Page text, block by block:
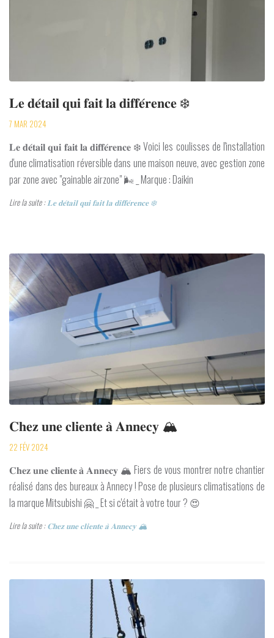
𝐋𝐞 𝐝𝐞́𝐭𝐚𝐢𝐥 𝐪𝐮𝐢 𝐟𝐚𝐢𝐭 𝐥𝐚 𝐝𝐢𝐟𝐟𝐞́𝐫𝐞𝐧𝐜𝐞 ❄️
7 MAR 2024
𝐋𝐞 𝐝𝐞́𝐭𝐚𝐢𝐥 𝐪𝐮𝐢 𝐟𝐚𝐢𝐭 𝐥𝐚 𝐝𝐢𝐟𝐟𝐞́𝐫𝐞𝐧𝐜𝐞 ❄️ Voici les coulisses de l'installation
d'une climatisation réversible dans une maison neuve, avec gestion zone
par zone avec "gainable airzone" 🌬️ _ Marque : Daikin
Lire la suite :𝐋𝐞 𝐝𝐞́𝐭𝐚𝐢𝐥 𝐪𝐮𝐢 𝐟𝐚𝐢𝐭 𝐥𝐚 𝐝𝐢𝐟𝐟𝐞́𝐫𝐞𝐧𝐜𝐞 ❄️
𝐂𝐡𝐞𝐳 𝐮𝐧𝐞 𝐜𝐥𝐢𝐞𝐧𝐭𝐞 𝐚̀ 𝐀𝐧𝐧𝐞𝐜𝐲 🏔️
22 FÉV 2024
𝐂𝐡𝐞𝐳 𝐮𝐧𝐞 𝐜𝐥𝐢𝐞𝐧𝐭𝐞 𝐚̀ 𝐀𝐧𝐧𝐞𝐜𝐲 🏔️ Fiers de vous montrer notre chantier
réalisé dans des bureaux à Annecy ! Pose de plusieurs climatisations de
la marque Mitsubishi 🤗 _ Et si c'était à votre tour ? 😍
Lire la suite :𝐂𝐡𝐞𝐳 𝐮𝐧𝐞 𝐜𝐥𝐢𝐞𝐧𝐭𝐞 𝐚̀ 𝐀𝐧𝐧𝐞𝐜𝐲 🏔️